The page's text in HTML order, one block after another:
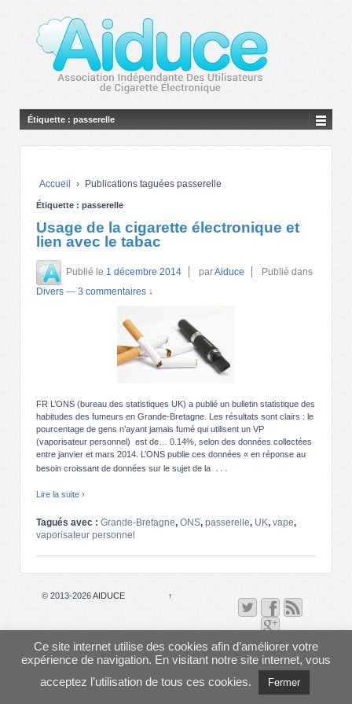
Étiquette : passerelle
Accueil › Publications taguées passerelle
Étiquette : passerelle
Usage de la cigarette électronique et
lien avec le tabac
Publié le 1 décembre 2014 parAiduce
Publié dans
Divers — 3 commentaires ↓
FR L’ONS (bureau des statistiques UK) a publié un bulletin statistique des
habitudes des fumeurs en Grande-Bretagne. Les résultats sont clairs : le
pourcentage de gens n’ayant jamais fumé qui utilisent un VP
(vaporisateur personnel) est de… 0.14%, selon des données collectées
entre janvier et mars 2014. L’ONS publie ces données « en réponse au
besoin croissant de données sur le sujet de la …
Lire la suite ›
Tagués avec : Grande-Bretagne, ONS, passerelle, UK, vape,
vaporisateur personnel
© 2013-2026AIDUCE ↑
Ce site internet utilise des cookies afin d’améliorer votre
expérience de navigation. En visitant notre site internet, vous
acceptez l’utilisation de tous ces cookies.
Fermer